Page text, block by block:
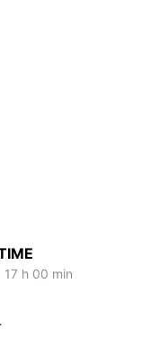
17 h 00 min